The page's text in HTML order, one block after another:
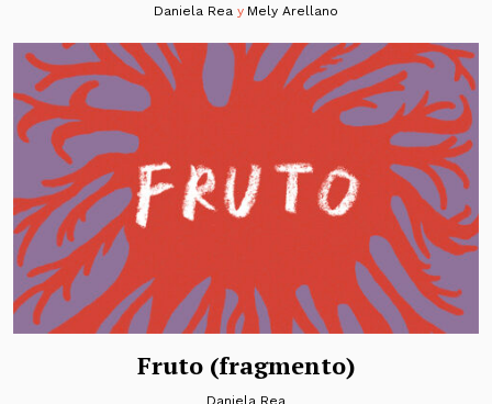
Daniela Reay Mely Arellano
Fruto (fragmento)
Daniela Rea